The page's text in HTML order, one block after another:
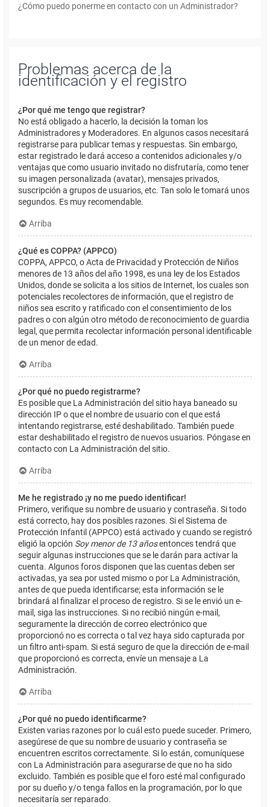
¿Cómo puedo ponerme en contacto con un Administrador?
Problemas acerca de la
identificación y el registro
¿Por qué me tengo que registrar?
No está obligado a hacerlo, la decisión la toman los
Administradores y Moderadores. En algunos casos necesitará
registrarse para publicar temas y respuestas. Sin embargo,
estar registrado le dará acceso a contenidos adicionales y/o
ventajas que como usuario invitado no disfrutaría, como tener
su imagen personalizada (avatar), mensajes privados,
suscripción a grupos de usuarios, etc. Tan solo le tomará unos
segundos. Es muy recomendable.
Arriba
¿Qué es COPPA? (APPCO)
COPPA, APPCO, o Acta de Privacidad y Protección de Niños
menores de 13 años del año 1998, es una ley de los Estados
Unidos, donde se solicita a los sitios de Internet, los cuales son
potenciales recolectores de información, que el registro de
niños sea escrito y ratificado con el consentimiento de los
padres o con algún otro método de reconocimiento de guardia
legal, que permita recolectar información personal identificable
de un menor de edad.
Arriba
¿Por qué no puedo registrarme?
Es posible que La Administración del sitio haya baneado su
dirección IP o que el nombre de usuario con el que está
intentando registrarse, esté deshabilitado. También puede
estar deshabilitado el registro de nuevos usuarios. Póngase en
contacto con La Administración del sitio.
Arriba
Me he registrado ¡y no me puedo identificar!
Primero, verifique su nombre de usuario y contraseña. Si todo
está correcto, hay dos posibles razones. Si el Sistema de
Protección Infantil (APPCO) está activado y cuando se registró
eligió la opción Soy menor de 13 añosentonces tendrá que
seguir algunas instrucciones que se le darán para activar la
cuenta. Algunos foros disponen que las cuentas deben ser
activadas, ya sea por usted mismo o por La Administración,
antes de que pueda identificarse; esta información se le
brindará al finalizar el proceso de registro. Si se le envió un e-
mail, siga las instrucciones. Si no recibió ningún e-mail,
seguramente la dirección de correo electrónico que
proporcionó no es correcta o tal vez haya sido capturada por
un filtro anti-spam. Si está seguro de que la dirección de e-mail
que proporcionó es correcta, envíe un mensaje a La
Administración.
Arriba
¿Por qué no puedo identificarme?
Existen varias razones por lo cuál esto puede suceder. Primero,
asegúrese de que su nombre de usuario y contraseña se
encuentren escritos correctamente. Si lo están, comuníquese
con La Administración para asegurarse de que no ha sido
excluido. También es posible que el foro esté mal configurado
por su dueño y/o tenga fallos en la programación, por lo que
necesitaría ser reparado.